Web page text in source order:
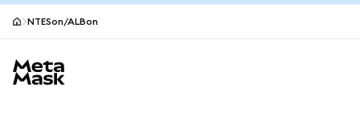
NTESon/ALBon